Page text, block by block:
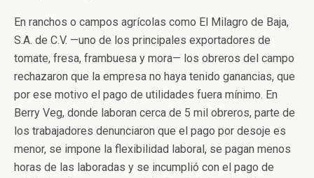
En ranchos o campos agrícolas como El Milagro de Baja,
S.A. de C.V. —uno de los principales exportadores de
tomate, fresa, frambuesa y mora— los obreros del campo
rechazaron que la empresa no haya tenido ganancias, que
por ese motivo el pago de utilidades fuera mínimo. En
Berry Veg, donde laboran cerca de 5 mil obreros, parte de
los trabajadores denunciaron que el pago por desoje es
menor, se impone la flexibilidad laboral, se pagan menos
horas de las laboradas y se incumplió con el pago de